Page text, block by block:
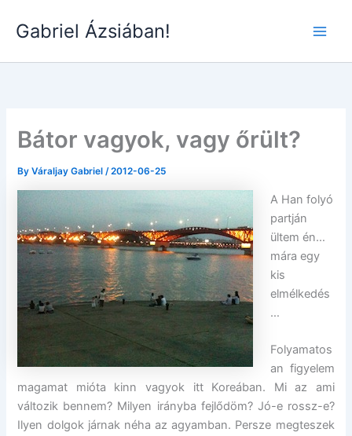
Gabriel Ázsiában!
Bátor vagyok, vagy őrült?
ByVáraljay Gabriel/2012-06-25
A Han folyó
partján
ültem én…
mára egy
kis
elmélkedés
…
Folyamatos
an figyelem
magamat mióta kinn vagyok itt Koreában. Mi az ami
változik bennem? Milyen irányba fejlődöm? Jó-e rossz-e?
Ilyen dolgok járnak néha az agyamban. Persze megteszek